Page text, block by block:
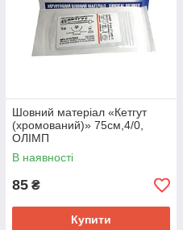
Шовний матеріал «Кетгут
(хромований)» 75см,4/0,
ОЛІМП
В наявності
85 ₴
Купити